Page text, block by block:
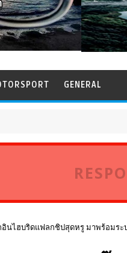
GENERAL
กอินไฮบริดแฟลกชิปสุดหรู มาพร้อม